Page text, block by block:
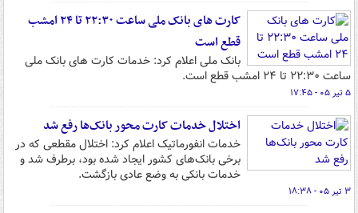
کارت های بانک ملی ساعت ۲۲:۳۰ تا ۲۴ امشب
قطع است
بانک ملی اعلام کرد: خدمات کارت های بانک ملی
ساعت ۲۲:۳۰ تا ۲۴ امشب قطع است.
۵ تیر ۰۵ - ۱۷:۴۵
اختلال خدمات کارت محور بانک‌ها رفع شد
خدمات انفورماتیک اعلام کرد: اختلال مقطعی که در
برخی بانک‌های کشور ایجاد شده بود، برطرف شد و
خدمات بانکی به وضع عادی بازگشت.
۳ تیر ۰۵ - ۱۸:۳۸